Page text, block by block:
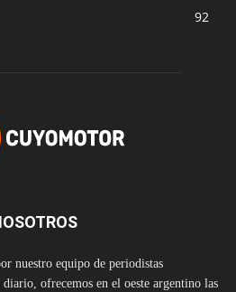
92
nuestro equipo de periodistas
diario, ofrecemos en el oeste argentino las